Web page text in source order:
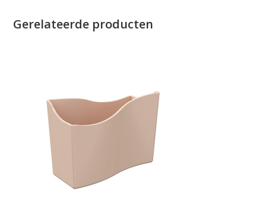
Gerelateerde producten